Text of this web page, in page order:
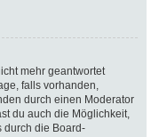
mehr geantwortet
falls vorhanden,
durch einen Moderator
du auch die Möglichkeit,
durch die Board-